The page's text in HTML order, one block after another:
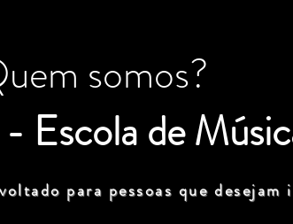
somos?
Escola de
para pessoas que desejam